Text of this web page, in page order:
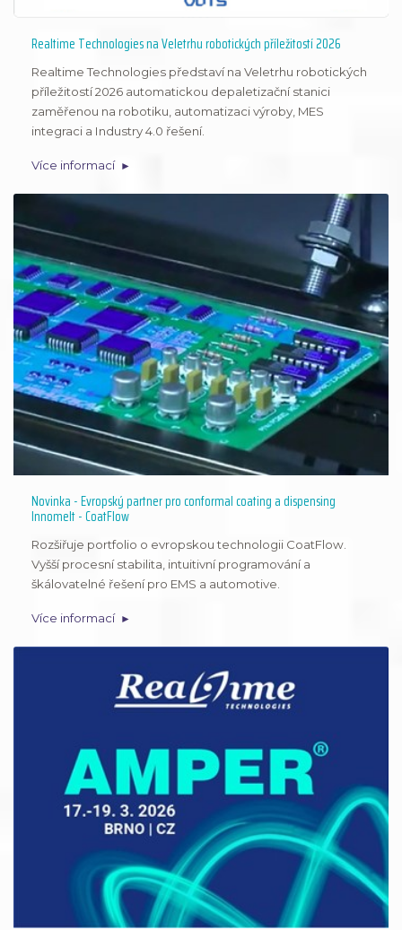
Realtime Technologies na Veletrhu robotických příležitostí 2026
Realtime Technologies představí na Veletrhu robotických
příležitostí 2026 automatickou depaletizační stanici
zaměřenou na robotiku, automatizaci výroby, MES
integraci a Industry 4.0 řešení.
Více informací
Novinka - Evropský partner pro conformal coating a dispensing
Innomelt - CoatFlow
Rozšiřuje portfolio o evropskou technologii CoatFlow.
Vyšší procesní stabilita, intuitivní programování a
škálovatelné řešení pro EMS a automotive.
Více informací